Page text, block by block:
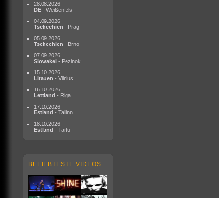
28.08.2026
DE - Weißenfels
04.09.2026
Tschechien - Prag
05.09.2026
Tschechien - Brno
07.09.2026
Slowakei - Pezinok
15.10.2026
Litauen - Vilnius
16.10.2026
Lettland - Riga
17.10.2026
Estland - Tallinn
18.10.2026
Estland - Tartu
BELIEBTESTE VIDEOS